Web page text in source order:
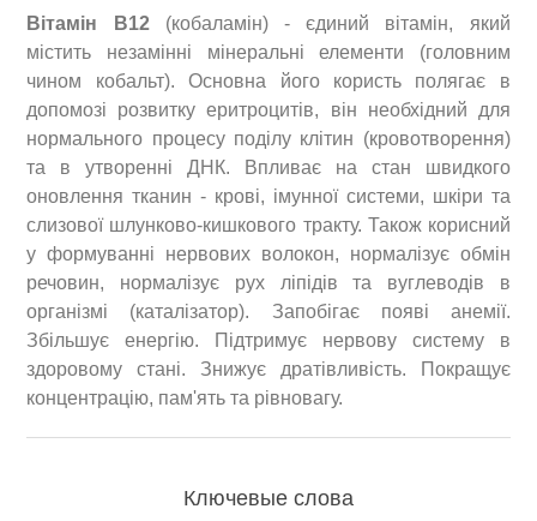
Вітамін В12(кобаламін) - єдиний вітамін, який
містить незамінні мінеральні елементи (головним
чином кобальт). Основна його користь полягає в
допомозі розвитку еритроцитів, він необхідний для
нормального процесу поділу клітин (кровотворення)
та в утворенні ДНК. Впливає на стан швидкого
оновлення тканин - крові, імунної системи, шкіри та
слизової шлунково-кишкового тракту. Також корисний
у формуванні нервових волокон, нормалізує обмін
речовин, нормалізує рух ліпідів та вуглеводів в
організмі (каталізатор). Запобігає появі анемії.
Збільшує енергію. Підтримує нервову систему в
здоровому стані. Знижує дратівливість. Покращує
концентрацію, пам'ять та рівновагу.
Ключевые слова